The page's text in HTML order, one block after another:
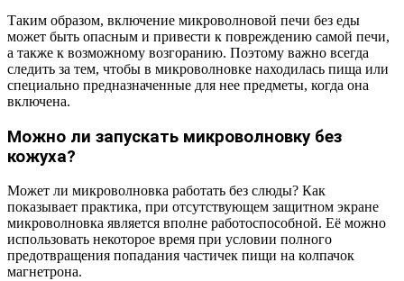
Таким образом, включение микроволновой печи без еды
может быть опасным и привести к повреждению самой печи,
а также к возможному возгоранию. Поэтому важно всегда
следить за тем, чтобы в микроволновке находилась пища или
специально предназначенные для нее предметы, когда она
включена.
Можно ли запускать микроволновку без
кожуха?
Может ли микроволновка работать без слюды? Как
показывает практика, при отсутствующем защитном экране
микроволновка является вполне работоспособной. Её можно
использовать некоторое время при условии полного
предотвращения попадания частичек пищи на колпачок
магнетрона.